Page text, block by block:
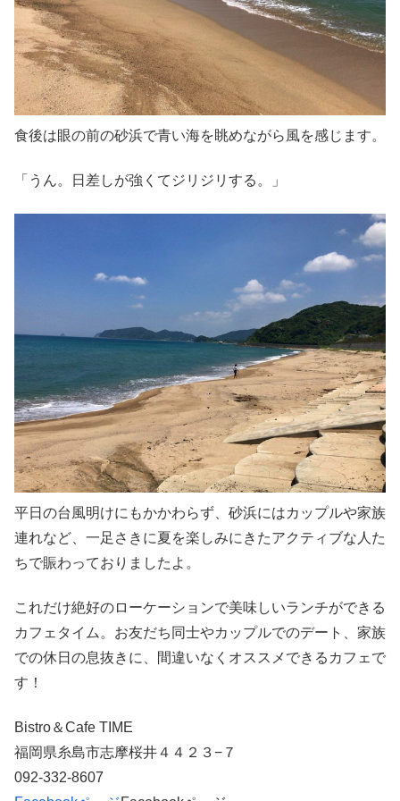
食後は眼の前の砂浜で青い海を眺めながら風を感じます。
「うん。日差しが強くてジリジリする。」
平日の台風明けにもかかわらず、砂浜にはカップルや家族
連れなど、一足さきに夏を楽しみにきたアクティブな人た
ちで賑わっておりましたよ。
これだけ絶好のローケーションで美味しいランチができる
カフェタイム。お友だち同士やカップルでのデート、家族
での休日の息抜きに、間違いなくオススメできるカフェで
す！
Bistro＆Cafe TIME
福岡県糸島市志摩桜井４４２３−７
092-332-8607